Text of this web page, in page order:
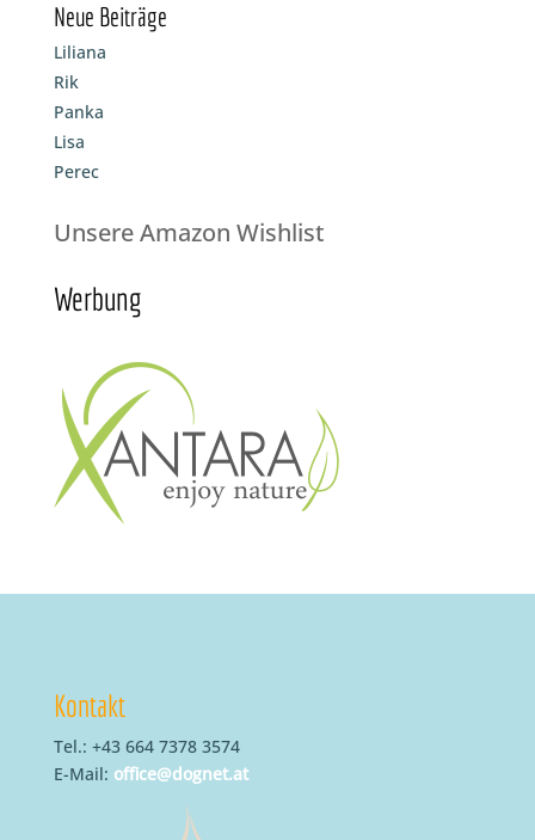
Neue Beiträge
Liliana
Rik
Panka
Lisa
Perec
Unsere Amazon Wishlist
Werbung
Kontakt
Tel.: +43 664 7378 3574
E-Mail: office@dognet.at